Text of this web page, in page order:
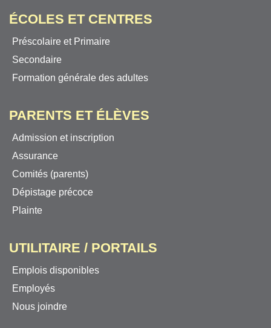
ÉCOLES ET CENTRES
Préscolaire et Primaire
Secondaire
Formation générale des adultes
PARENTS ET ÉLÈVES
Admission et inscription
Assurance
Comités (parents)
Dépistage précoce
Plainte
UTILITAIRE / PORTAILS
Emplois disponibles
Employés
Nous joindre